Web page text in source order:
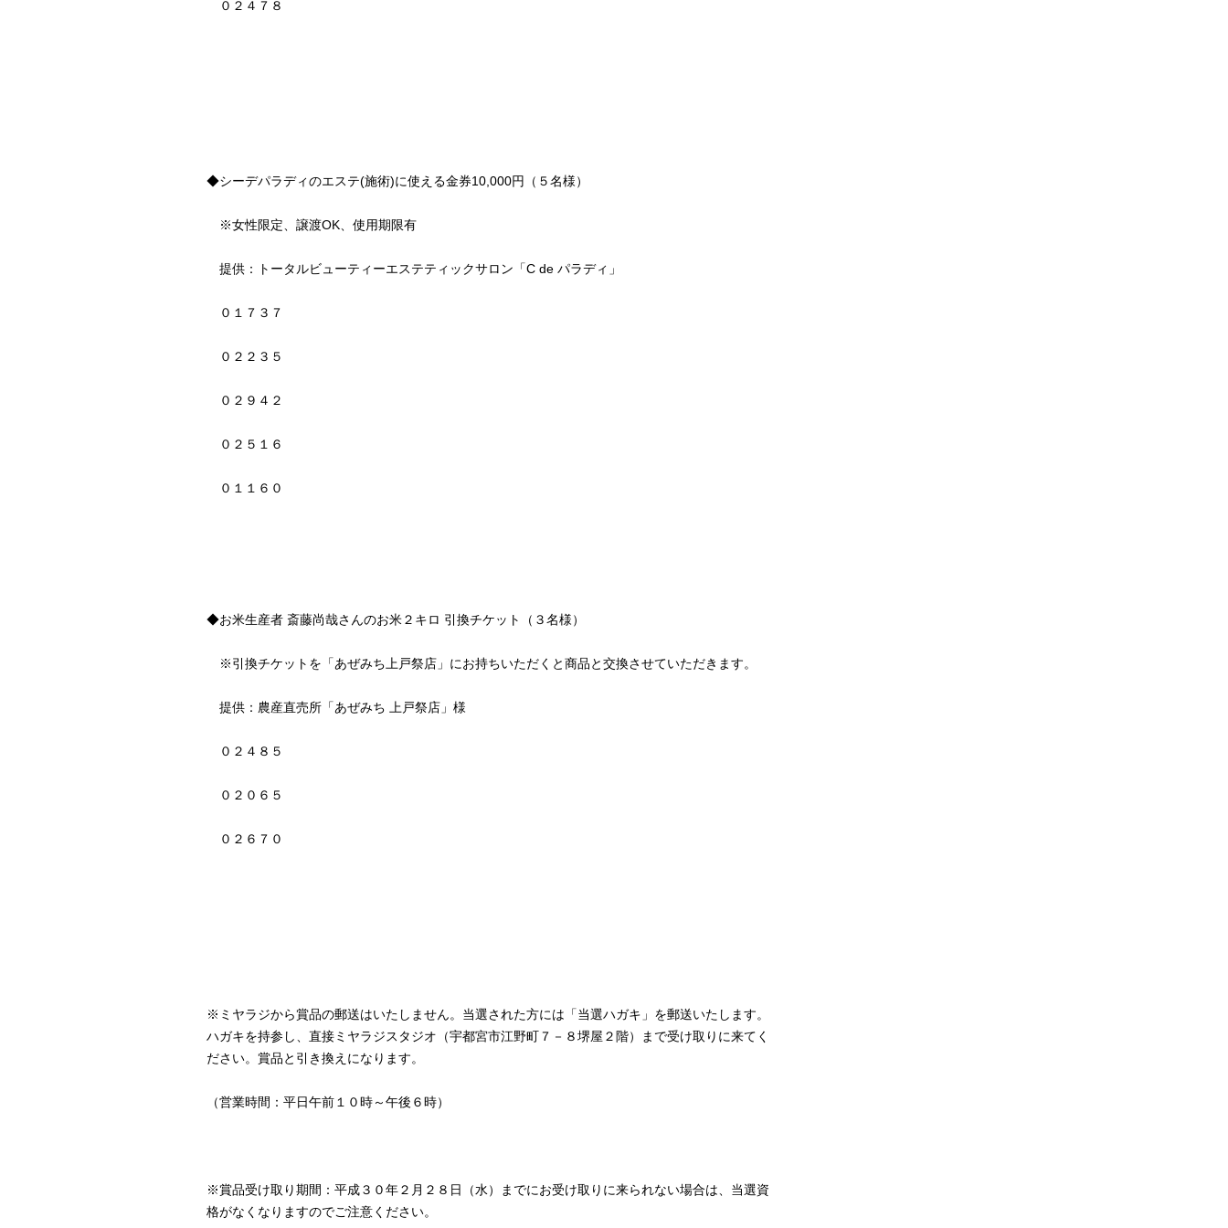
０２４７８
◆シーデパラディのエステ(施術)に使える金券10,000円（５名様）
※女性限定、譲渡OK、使用期限有
提供：トータルビューティーエステティックサロン「C de パラディ」
０１７３７
０２２３５
０２９４２
０２５１６
０１１６０
◆お米生産者 斎藤尚哉さんのお米２キロ 引換チケット（３名様）
※引換チケットを「あぜみち上戸祭店」にお持ちいただくと商品と交換させていただきます。
提供：農産直売所「あぜみち 上戸祭店」様
０２４８５
０２０６５
０２６７０
※ミヤラジから賞品の郵送はいたしません。当選された方には「当選ハガキ」を郵送いたします。
ハガキを持参し、直接ミヤラジスタジオ（宇都宮市江野町７－８堺屋２階）まで受け取りに来てく
ださい。賞品と引き換えになります。
（営業時間：平日午前１０時～午後６時）
※賞品受け取り期間：平成３０年２月２８日（水）までにお受け取りに来られない場合は、当選資
格がなくなりますのでご注意ください。